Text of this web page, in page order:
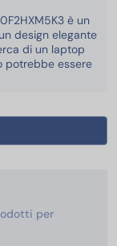
è un
design elegante
di un laptop
potrebbe essere
per